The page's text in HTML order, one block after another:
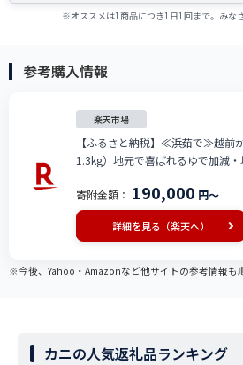
※オススメは1商品につき1日1回まで。みな
参考購入情報
楽天市場
【ふるさと納税】≪浜茹で≫越前
1.3kg）地元で喜ばれるゆで加減
日指定可 備考欄に希望日をご記入
寄附金額： 190,000 円～
詳細を見る（楽天へ）
※今後、Yahoo・Amazonなど他サイトの参考情報も
カニの人気返礼品ランキング